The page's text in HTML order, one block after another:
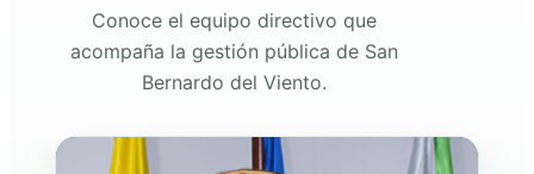
Conoce el equipo directivo que
acompaña la gestión pública de San
Bernardo del Viento.